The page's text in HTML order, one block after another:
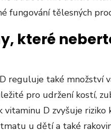
fungování tělesných
které
reguluje také množství
pro udržení kostí,
D zvyšuje riziko
u dětí a také